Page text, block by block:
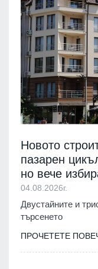
Новото
пазарен
но вече
04.08.2026г.
Двустайните и
търсенето
ПРОЧЕТЕТЕ